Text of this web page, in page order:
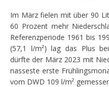
Im März fielen mit über 90
60 Prozent mehr
Referenzperiode 1961 bis
(57,1 l/m²) lag das Plus
dürfte der März 2023 mit
nasseste erste
vom DWD 109 l/m²